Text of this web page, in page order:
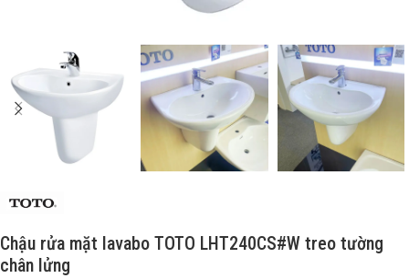
Chậu rửa mặt lavabo TOTO LHT240CS#W treo tường
chân lửng